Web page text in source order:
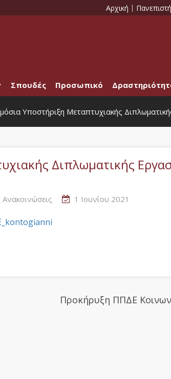
Αρχική
Σπουδές Προσωπικό
Υποστήριξη Μεταπτυχιακής
Διπλωματικής
Ανακοινώσεις 1 Ιουνίου 2021
Προκήρυξη ΠΠΔΕ